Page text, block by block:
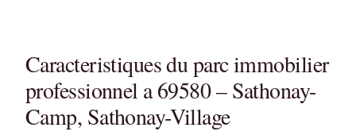
Caracteristiques du parc immobilier
professionnel a 69580 – Sathonay-
Camp, Sathonay-Village